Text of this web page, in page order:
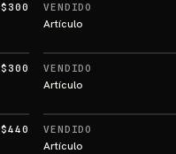
$300 VENDIDO
Artículo
$300 VENDIDO
Artículo
$440 VENDIDO
Artículo